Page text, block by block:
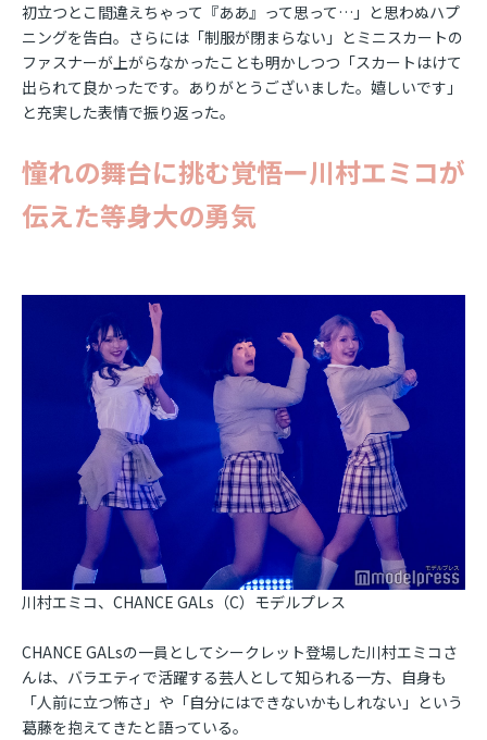
初立つとこ間違えちゃって『ああ』って思って…」と思わぬハプ
ニングを告白。さらには「制服が閉まらない」とミニスカートの
ファスナーが上がらなかったことも明かしつつ「スカートはけて
出られて良かったです。ありがとうございました。嬉しいです」
と充実した表情で振り返った。
憧れの舞台に挑む覚悟ー川村エミコが
伝えた等身大の勇気
川村エミコ、CHANCE GALs（C）モデルプレス
CHANCE GALsの一員としてシークレット登場した川村エミコさ
んは、バラエティで活躍する芸人として知られる一方、自身も
「人前に立つ怖さ」や「自分にはできないかもしれない」という
葛藤を抱えてきたと語っている。